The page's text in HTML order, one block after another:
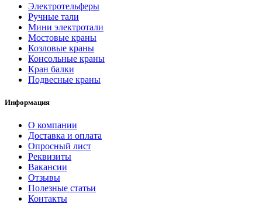
Электротельферы
Ручные тали
Мини электротали
Мостовые краны
Козловые краны
Консольные краны
Кран балки
Подвесные краны
Информация
О компании
Доставка и оплата
Опросный лист
Реквизиты
Вакансии
Отзывы
Полезные статьи
Контакты